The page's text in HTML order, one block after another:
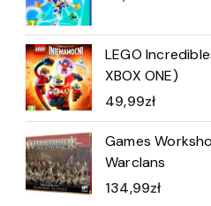
LEGO
XBOX ONE)
49,99zł
Games
Warclans
134,99zł